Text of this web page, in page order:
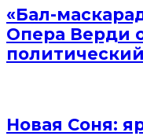
«Бал-
Опера Верди
Новая Соня: